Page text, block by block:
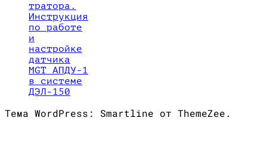
тратора.
Инструкция
по работе
и
настройке
датчика
MGT АПДУ-1
в системе
ДЭЛ-150
Тема WordPress: Smartline от ThemeZee.